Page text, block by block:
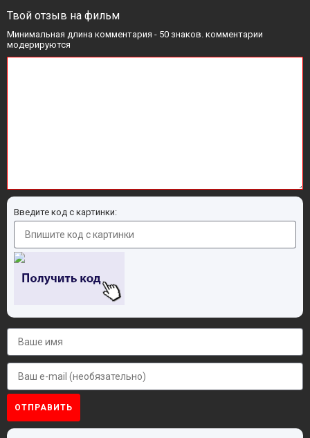
Твой отзыв на фильм
Минимальная длина комментария - 50 знаков. комментарии
модерируются
Введите код с картинки:
ОТПРАВИТЬ